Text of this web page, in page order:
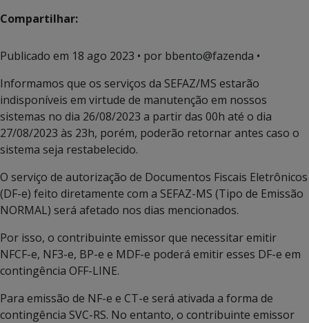
Compartilhar:
Publicado em 18 ago 2023 • por bbento@fazenda •
Informamos que os serviços da SEFAZ/MS estarão
indisponíveis em virtude de manutenção em nossos
sistemas no dia 26/08/2023 a partir das 00h até o dia
27/08/2023 às 23h, porém, poderão retornar antes caso o
sistema seja restabelecido.
O serviço de autorização de Documentos Fiscais Eletrônicos
(DF-e) feito diretamente com a SEFAZ-MS (Tipo de Emissão
NORMAL) será afetado nos dias mencionados.
Por isso, o contribuinte emissor que necessitar emitir
NFCF-e, NF3-e, BP-e e MDF-e poderá emitir esses DF-e em
contingência OFF-LINE.
Para emissão de NF-e e CT-e será ativada a forma de
contingência SVC-RS. No entanto, o contribuinte emissor